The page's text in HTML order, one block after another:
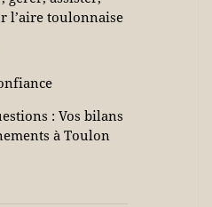
l’aire toulonnaise
: Vos bilans
à Toulon